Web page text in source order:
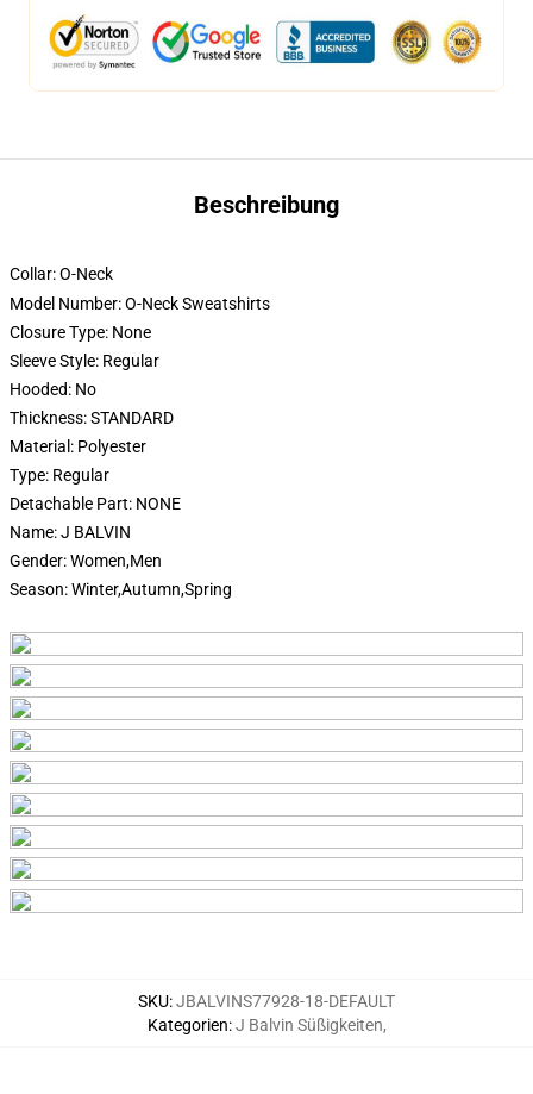
Beschreibung
Collar:O-Neck
Model Number:O-Neck Sweatshirts
Closure Type: None
Sleeve Style: Regular
Hooded: No
Thickness:STANDARD
Material: Polyester
Type: Regular
Detachable Part: NONE
Name:J BALVIN
Gender:Women,Men
Season:Winter,Autumn,Spring
SKU:JBALVINS77928-18-DEFAULT
Kategorien:J Balvin Süßigkeiten,